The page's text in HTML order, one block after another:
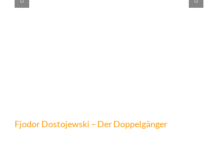
Fjodor Dostojewski – Der Doppelgänger